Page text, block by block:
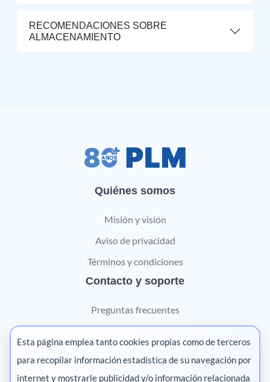
RECOMENDACIONES SOBRE
ALMACENAMIENTO
Quiénes somos
Misión y visión
Aviso de privacidad
Términos y condiciones
Contacto y soporte
Preguntas frecuentes
Contáctanos
Marketing digital
Pharma
Esta página emplea tanto cookies propias como de terceros
para recopilar información estadística de su navegación por
internet y mostrarle publicidad y/o información relacionada